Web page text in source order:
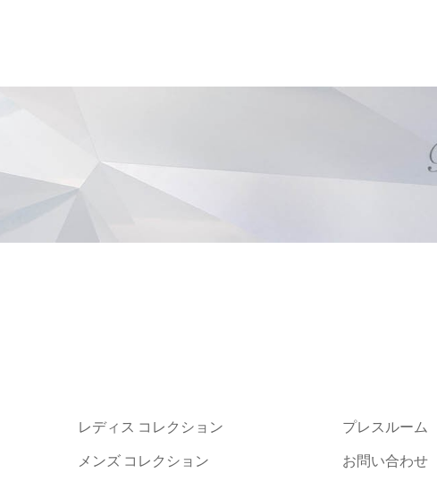
レディス コレクション
メンズ コレクション
プレスルーム
お問い合わせ